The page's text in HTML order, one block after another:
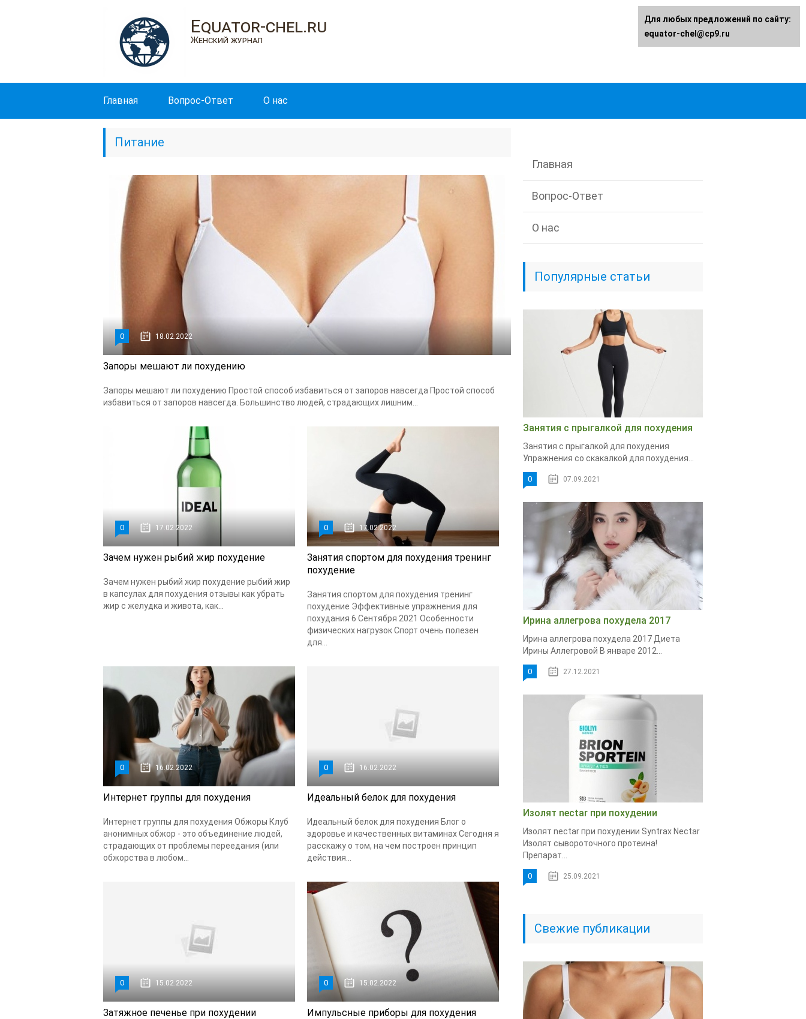
Equator-chel.ru
Женский журнал
Главная Вопрос-Ответ О нас
Питание
0 18.02.2022
Запоры мешают ли похудению
Запоры мешают ли похудению Простой способ избавиться от запоров навсегда Простой способ
избавиться от запоров навсегда. Большинство людей, страдающих лишним...
0 17.02.2022
Зачем нужен рыбий жир похудение
Зачем нужен рыбий жир похудение рыбий жир
в капсулах для похудения отзывы как убрать
жир с желудка и живота, как...
0 17.02.2022
Занятия спортом для похудения тренинг
похудение
Занятия спортом для похудения тренинг
похудение Эффективные упражнения для
похудания 6 Сентября 2021 Особенности
физических нагрузок Спорт очень полезен
для...
0 16.02.2022
Интернет группы для похудения
Интернет группы для похудения Обжоры Клуб
анонимных обжор - это объединение людей,
страдающих от проблемы переедания (или
обжорства в любом...
0 16.02.2022
Идеальный белок для похудения
Идеальный белок для похудения Блог о
здоровье и качественных витаминах Сегодня я
расскажу о том, на чем построен принцип
действия...
0 15.02.2022
Затяжное печенье при похудении
0 15.02.2022
Импульсные приборы для похудения
Главная
Вопрос-Ответ
О нас
Популярные статьи
Занятия с прыгалкой для похудения
Занятия с прыгалкой для похудения
Упражнения со скакалкой для похудения...
0 07.09.2021
Ирина аллегрова похудела 2017
Ирина аллегрова похудела 2017 Диета
Ирины Аллегровой В январе 2012...
0 27.12.2021
Изолят nectar при похудении
Изолят nectar при похудении Syntrax Nectar
Изолят сывороточного протеина!
Препарат...
0 25.09.2021
Свежие публикации
Для любых предложений по сайту:
equator-chel@cp9.ru